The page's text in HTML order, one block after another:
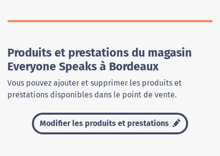
Produits et prestations du magasin
Everyone Speaks à Bordeaux
Vous pouvez ajouter et supprimer les produits et
prestations disponibles dans le point de vente.
Modifier les produits et prestations